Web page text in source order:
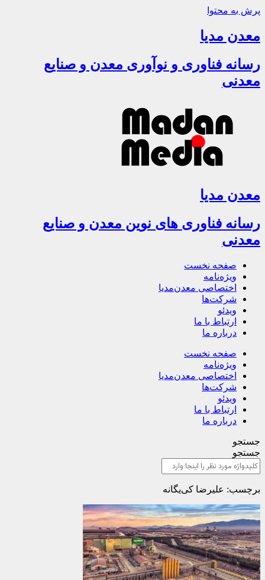
پرش به محتوا
معدن مدیا
رسانه فناوری و نوآوری معدن و صنایع
معدنی
معدن مدیا
رسانه فناوری های نوین معدن و صنایع
معدنی
صفحه نخست
ویژه‌نامه
اختصاصی معدن‌مدیا
شرکت‌ها
ویدئو
ارتباط با ما
درباره ما
صفحه نخست
ویژه‌نامه
اختصاصی معدن‌مدیا
شرکت‌ها
ویدئو
ارتباط با ما
درباره ما
جستجو
جستجو
برچسب: علیرضا کی‌یگانه